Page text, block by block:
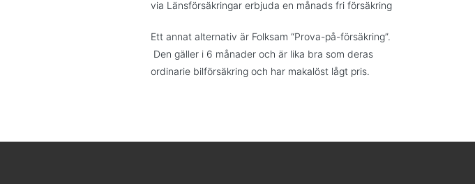
via Länsförsäkringar erbjuda en månads fri försäkring
Ett annat alternativ är Folksam “Prova-på-försäkring”.
Den gäller i 6 månader och är lika bra som deras
ordinarie bilförsäkring och har makalöst lågt pris.